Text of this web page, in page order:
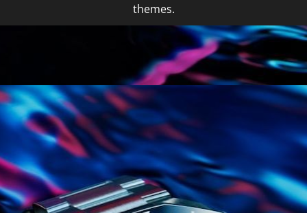
themes.